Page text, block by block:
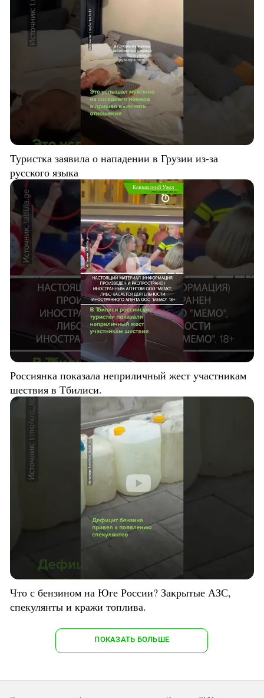
Туристка заявила о нападении в Грузии из-за
русского языка
Россиянка показала неприличный жест участникам
шествия в Тбилиси.
Что с бензином на Юге России? Закрытые АЗС,
спекулянты и кражи топлива.
ПОКАЗАТЬ БОЛЬШЕ